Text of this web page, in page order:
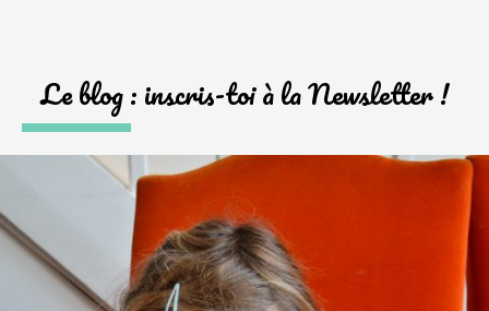
Le blog : inscris-toi à la Newsletter !